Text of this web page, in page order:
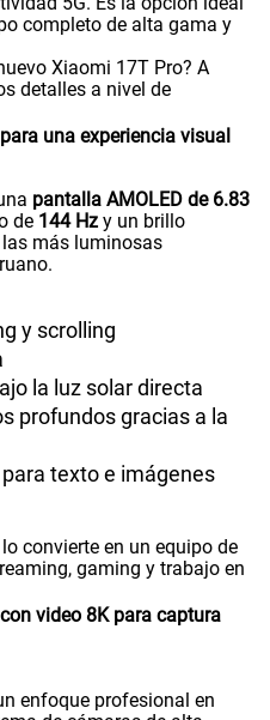
completo de alta gama y
Xiaomi 17T Pro? A
detalles a nivel de
una experiencia visual
pantalla AMOLED de 6.83
de 144 Hz y un brillo
las más luminosas
y scrolling
la luz solar directa
profundos gracias a la
para texto e imágenes
convierte en un equipo de
gaming y trabajo en
video 8K para captura
enfoque profesional en